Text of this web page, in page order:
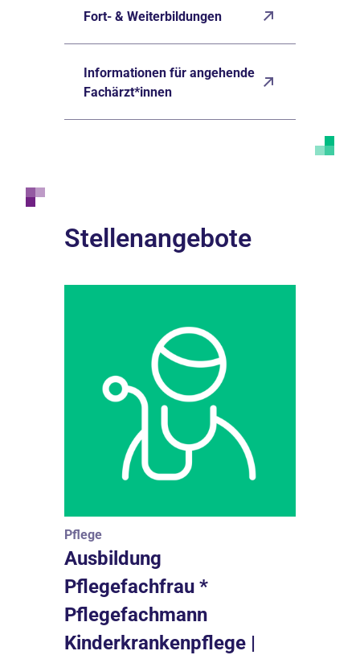
Fort- & Weiterbildungen
Informationen für angehende
Fachärzt*innen
Stellenangebote
Pflege
Ausbildung
Pflegefachfrau *
Pflegefachmann
Kinderkrankenpflege |